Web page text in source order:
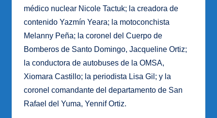
médico nuclear Nicole Tactuk; la creadora de
contenido Yazmín Yeara; la motoconchista
Melanny Peña; la coronel del Cuerpo de
Bomberos de Santo Domingo, Jacqueline Ortiz;
la conductora de autobuses de la OMSA,
Xiomara Castillo; la periodista Lisa Gil; y la
coronel comandante del departamento de San
Rafael del Yuma, Yennif Ortiz.